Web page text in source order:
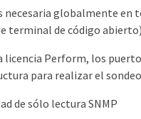
necesaria globalmente
terminal de código
licencia Perform, los
para realizar el
de sólo lectura SNMP